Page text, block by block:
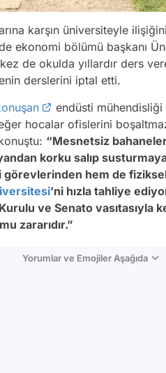
karşın üniversiteyle
ekonomi bölümü başkanı
de okulda yıllardır ders
derslerini iptal etti.
endüsti
hocalar ofislerini
“Mesnetsiz
korku salıp
görevlerinden hem de
’ni hızla tahliye
ve Senato vasıtasıyla
zararıdır.”
Yorumlar ve Emojiler Aşağıda